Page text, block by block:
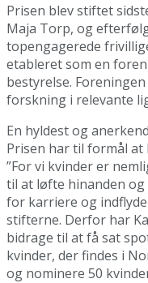
Prisen blev stiftet
Maja Torp, og
topengagerede
etableret som en
bestyrelse.
forskning i relevante
En hyldest og
Prisen har til formål at
”For vi kvinder er
til at løfte hinanden
for karriere og
stifterne. Derfor har
bidrage til at få sat
kvinder, der findes i
og nominere 50